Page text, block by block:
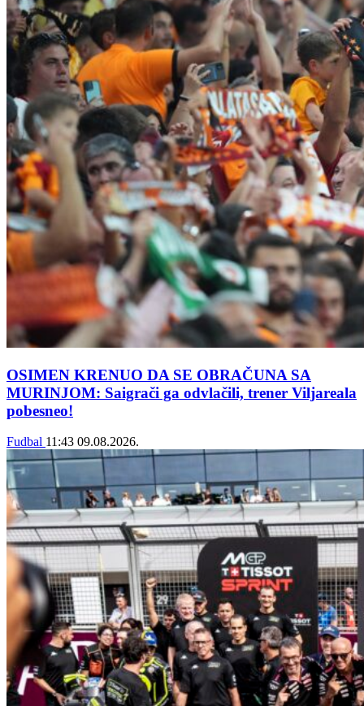
OSIMEN KRENUO DA SE OBRAČUNA SA
MURINJOM: Saigrači ga odvlačili, trener Viljareala
pobesneo!
Fudbal 11:43 09.08.2026.